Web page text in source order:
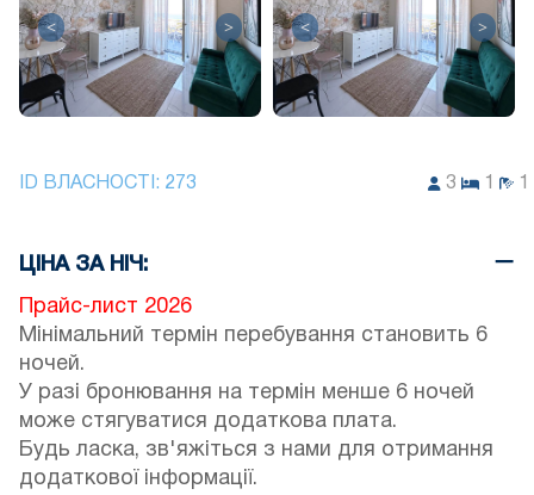
< > < >
ID ВЛАСНОСТІ: 273 3 1 1
ЦІНА ЗА НІЧ:
Прайс-лист 2026
Мінімальний термін перебування становить 6
ночей.
У разі бронювання на термін менше 6 ночей
може стягуватися додаткова плата.
Будь ласка, зв'яжіться з нами для отримання
додаткової інформації.